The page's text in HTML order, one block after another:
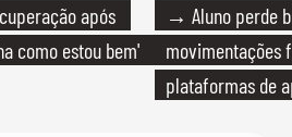
após
como estou bem'
→ Aluno perde
movimentações
plataformas de